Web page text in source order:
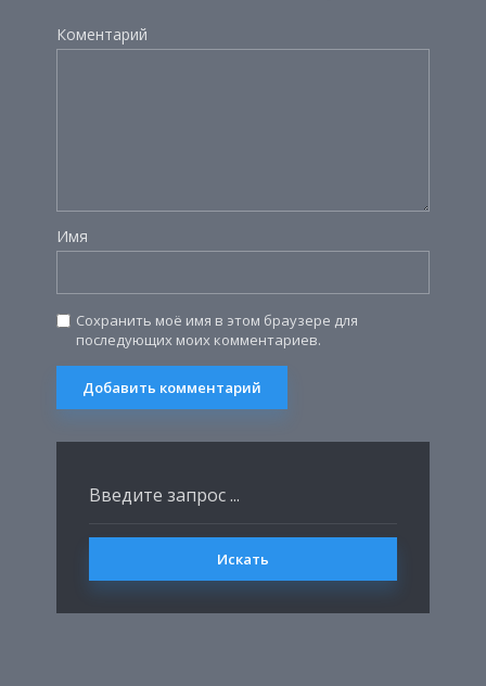
Коментарий
Имя
Сохранить моё имя в этом браузере для
последующих моих комментариев.
Искать